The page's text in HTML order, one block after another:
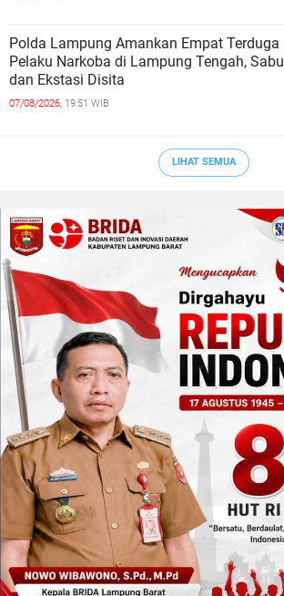
Polda Lampung Amankan Empat Terduga
Pelaku Narkoba di Lampung Tengah, Sabu
dan Ekstasi Disita
07/08/2026, 19:51 WIB
LIHAT SEMUA